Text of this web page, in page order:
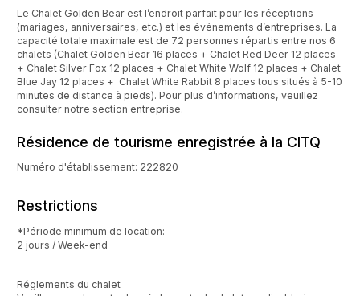
Le Chalet Golden Bear est l’endroit parfait pour les réceptions
(mariages, anniversaires, etc.) et les événements d’entreprises. La
capacité totale maximale est de 72 personnes répartis entre nos 6
chalets (Chalet Golden Bear 16 places + Chalet Red Deer 12 places
+ Chalet Silver Fox 12 places + Chalet White Wolf 12 places + Chalet
Blue Jay 12 places + Chalet White Rabbit 8 places tous situés à 5-10
minutes de distance à pieds). Pour plus d’informations, veuillez
consulter notre section entreprise.
Résidence de tourisme enregistrée à la CITQ
Numéro d'établissement: 222820
Restrictions
*Période minimum de location:
2 jours / Week-end
Réglements du chalet